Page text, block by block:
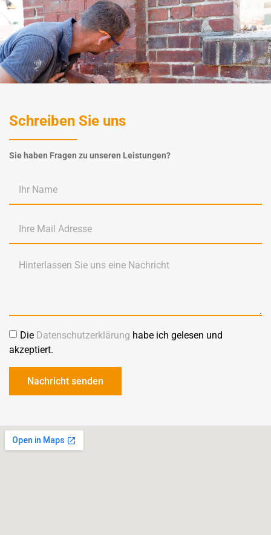
Schreiben Sie uns
Sie haben Fragen zu unseren Leistungen?
Die Datenschutzerklärung habe ich gelesen und
akzeptiert.
Nachricht senden